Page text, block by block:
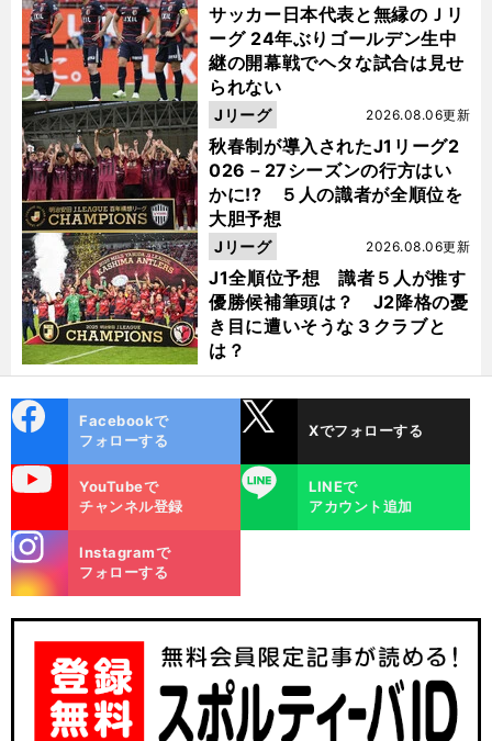
サッカー日本代表と無縁のＪリ
ーグ 24年ぶりゴールデン生中
継の開幕戦でヘタな試合は見せ
られない
秋春制が導入されたJ1リーグ2
026－27シーズンの行方はい
かに!? ５人の識者が全順位を
大胆予想
2026.08.06更新
Jリーグ
J1全順位予想 識者５人が推す
優勝候補筆頭は？ J2降格の憂
き目に遭いそうな３クラブと
は？
2026.08.06更新
Jリーグ
ok
Facebookで
フォローする
Xでフォローする
YouTubeで
チャンネル登録
LINE
LINEで
アカウント追加
m
Instagramで
フォローする